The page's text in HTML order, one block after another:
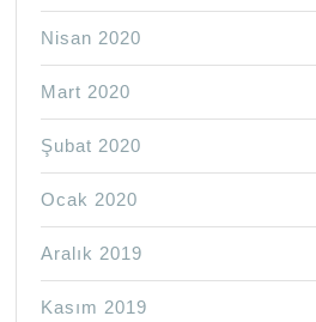
Nisan 2020
Mart 2020
Şubat 2020
Ocak 2020
Aralık 2019
Kasım 2019